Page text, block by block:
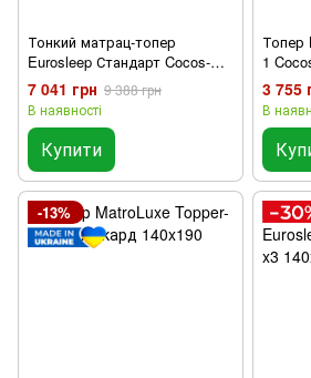
Тонкий матрац-топер
Eurosleep Стандарт Cocos-
Latex 140х190 см
7 041 грн 9 388 грн
В наявності
Купити
Топер
1
3 755
В
-13%